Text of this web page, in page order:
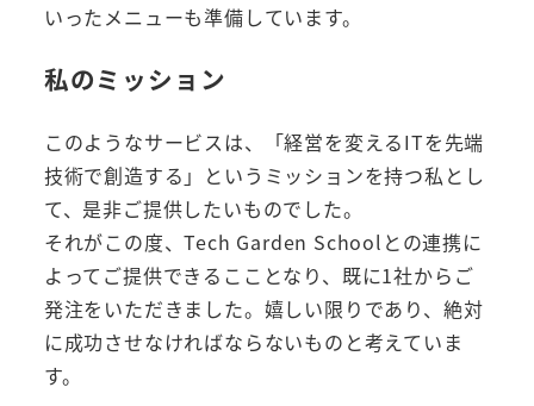
いったメニューも準備しています。
私のミッション
このようなサービスは、「経営を変えるITを先端
技術で創造する」というミッションを持つ私とし
て、是非ご提供したいものでした。
それがこの度、Tech Garden Schoolとの連携に
よってご提供できるこことなり、既に1社からご
発注をいただきました。嬉しい限りであり、絶対
に成功させなければならないものと考えていま
す。